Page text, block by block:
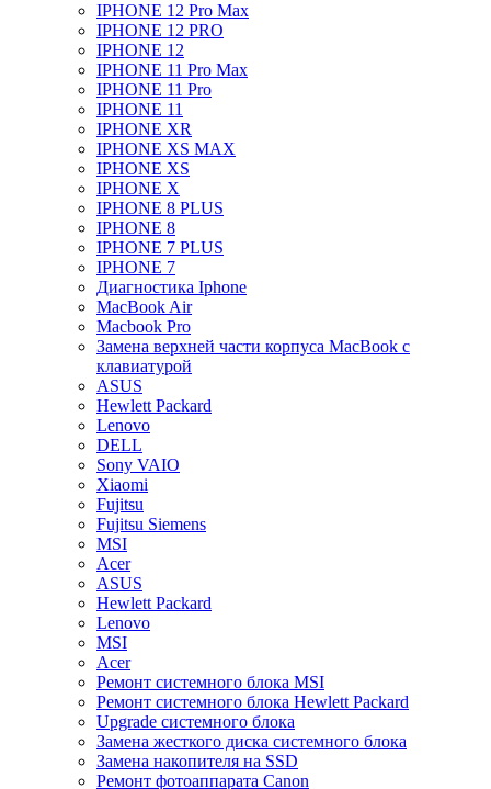
IPHONE 12 Pro Max
IPHONE 12 PRO
IPHONE 12
IPHONE 11 Pro Max
IPHONE 11 Pro
IPHONE 11
IPHONE XR
IPHONE XS MAX
IPHONE XS
IPHONE X
IPHONE 8 PLUS
IPHONE 8
IPHONE 7 PLUS
IPHONE 7
Диагностика Iphone
MacBook Air
Macbook Pro
Замена верхней части корпуса MacBook с
клавиатурой
ASUS
Hewlett Packard
Lenovo
DELL
Sony VAIO
Xiaomi
Fujitsu
Fujitsu Siemens
MSI
Acer
ASUS
Hewlett Packard
Lenovo
MSI
Acer
Ремонт системного блока MSI
Ремонт системного блока Hewlett Packard
Upgrade системного блока
Замена жесткого диска системного блока
Замена накопителя на SSD
Ремонт фотоаппарата Canon